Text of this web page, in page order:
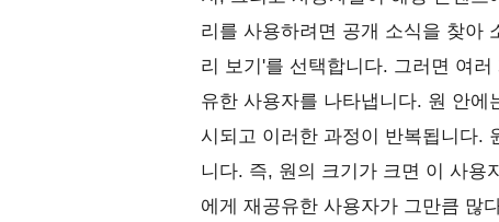
리를 사용하려면 공개 소식을 찾아
리 보기'를 선택합니다. 그러면 여
유한 사용자를 나타냅니다. 원 안
시되고 이러한 과정이 반복됩니다.
니다. 즉, 원의 크기가 크면 이 사용
에게 재공유한 사용자가 그만큼 많